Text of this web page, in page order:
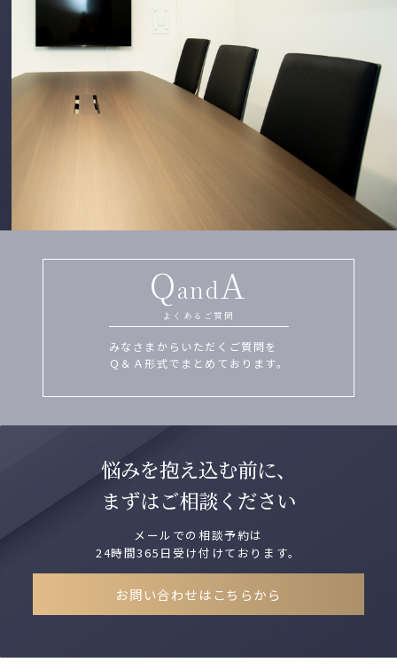
Qand A
よくあるご質問
みなさまからいただくご質問を
Ｑ＆Ａ形式でまとめております。
悩みを抱え込む前に、
まずはご相談ください
メールでの相談予約は
24時間365日受け付けております。
お問い合わせはこちらから